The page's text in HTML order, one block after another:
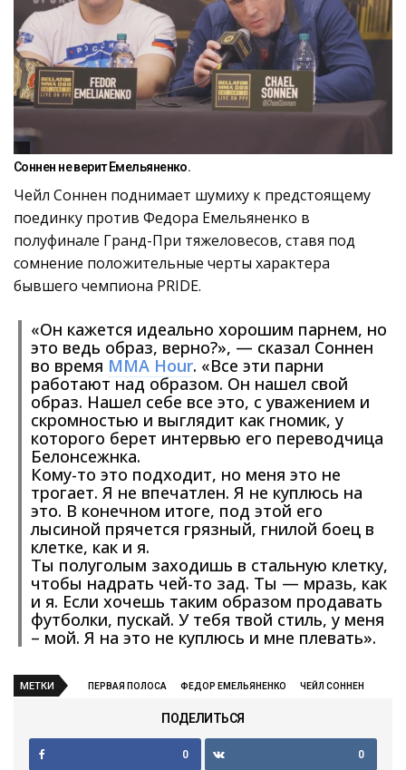
Соннен не верит Емельяненко.
Чейл Соннен поднимает шумиху к предстоящему
поединку против Федора Емельяненко в
полуфинале Гранд-При тяжеловесов, ставя под
сомнение положительные черты характера
бывшего чемпиона PRIDE.
«Он кажется идеально хорошим парнем, но
это ведь образ, верно?», — сказал Соннен
во время MMA Hour. «Все эти парни
работают над образом. Он нашел свой
образ. Нашел себе все это, с уважением и
скромностью и выглядит как гномик, у
которого берет интервью его переводчица
Белонсежнка.
Кому-то это подходит, но меня это не
трогает. Я не впечатлен. Я не куплюсь на
это. В конечном итоге, под этой его
лысиной прячется грязный, гнилой боец в
клетке, как и я.
Ты полуголым заходишь в стальную клетку,
чтобы надрать чей-то зад. Ты — мразь, как
и я. Если хочешь таким образом продавать
футболки, пускай. У тебя твой стиль, у меня
– мой. Я на это не куплюсь и мне плевать».
МЕТКИ ПЕРВАЯ ПОЛОСА ФЕДОР ЕМЕЛЬЯНЕНКО ЧЕЙЛ СОННЕН
ПОДЕЛИТЬСЯ
0 0